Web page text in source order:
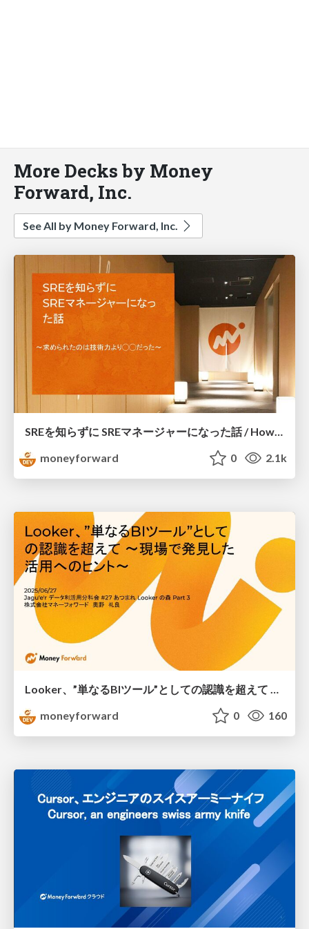
More Decks by Money
Forward, Inc.
See All by Money Forward, Inc.
SREを知らずに SREマネージャーになった話 / How I Became an SRE Manager Without Knowing What SRE Is
moneyforward
0 2.1k
moneyforward
0 160